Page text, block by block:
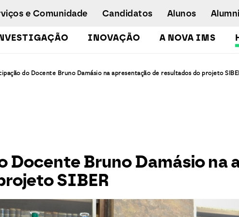
Licenciaturas
Empregabilidade
Concurso especial - emergência
humanitária
INOVAÇÃO A NOVA IMS
e Comunidade Candidatos Alunos Alumni
do Docente Bruno Damásio na apresentação de resultados do projeto
Docente Bruno Damásio na
SIBER